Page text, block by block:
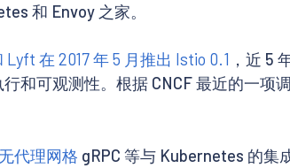
和 Envoy 之家。
Lyft 在 2017 年 5 月推出 Istio 0.1 ，近 5
和可观测性。根据 CNCF 最近的一项
无代理网格 gRPC 等与 Kubernetes 的集